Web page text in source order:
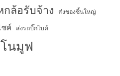
กล้อรับจ้าง ส่งของชิ้นใหญ่
ซค์ ส่งรถบิ๊กไบค์
นมูฟ